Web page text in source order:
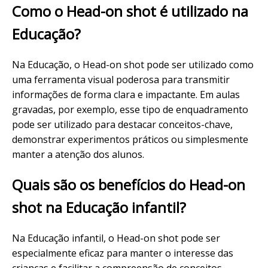
Como o Head-on shot é utilizado na
Educação?
Na Educação, o Head-on shot pode ser utilizado como
uma ferramenta visual poderosa para transmitir
informações de forma clara e impactante. Em aulas
gravadas, por exemplo, esse tipo de enquadramento
pode ser utilizado para destacar conceitos-chave,
demonstrar experimentos práticos ou simplesmente
manter a atenção dos alunos.
Quais são os benefícios do Head-on
shot na Educação infantil?
Na Educação infantil, o Head-on shot pode ser
especialmente eficaz para manter o interesse das